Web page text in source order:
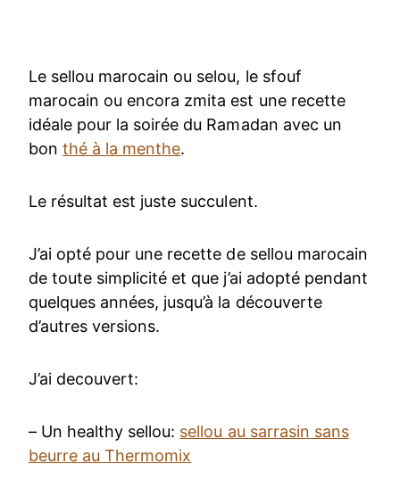
Le sellou marocain ou selou, le sfouf
marocain ou encora zmita est une recette
idéale pour la soirée du Ramadan avec un
bonthé à la menthe.
Le résultat est juste succulent.
J’ai opté pour une recette de sellou marocain
de toute simplicité et que j’ai adopté pendant
quelques années, jusqu’à la découverte
d’autres versions.
J’ai decouvert:
– Un healthy sellou: sellou au sarrasin sans
beurre au Thermomix